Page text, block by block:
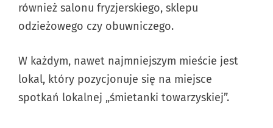
również salonu fryzjerskiego, sklepu
odzieżowego czy obuwniczego.
W każdym, nawet najmniejszym mieście jest
lokal, który pozycjonuje się na miejsce
spotkań lokalnej „śmietanki towarzyskiej”.